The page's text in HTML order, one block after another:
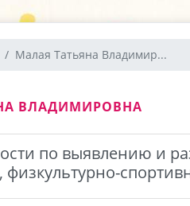
Малая Татьяна Владимир...
ВЛАДИМИРОВНА
по выявлению и